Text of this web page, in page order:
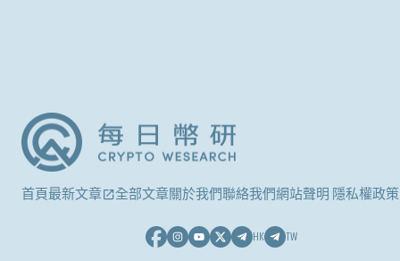
首頁最新文章 全部文章關於我們聯絡我們網站聲明 隱私權政策
HK TW